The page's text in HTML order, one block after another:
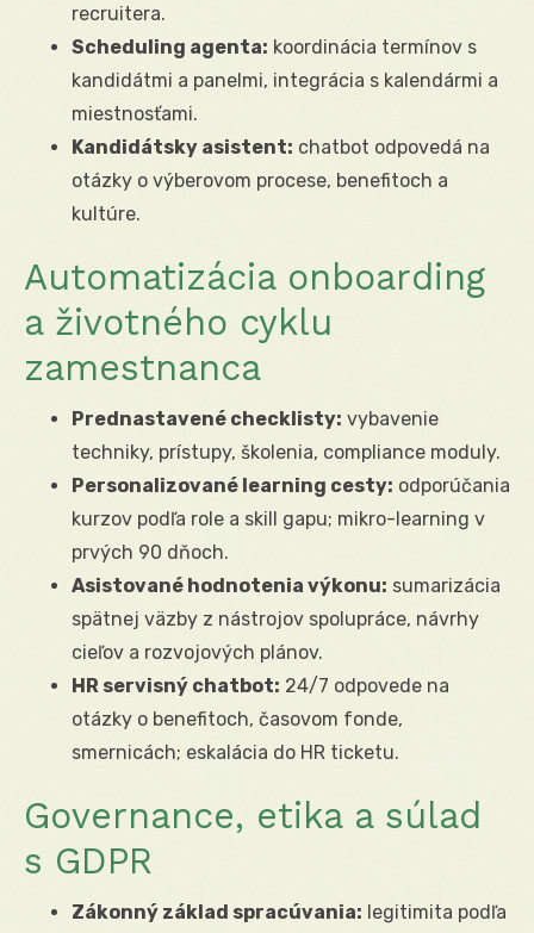
recruitera.
Scheduling agenta: koordinácia termínov s
kandidátmi a panelmi, integrácia s kalendármi a
miestnosťami.
Kandidátsky asistent: chatbot odpovedá na
otázky o výberovom procese, benefitoch a
kultúre.
Automatizácia onboarding
a životného cyklu
zamestnanca
Prednastavené checklisty: vybavenie
techniky, prístupy, školenia, compliance moduly.
Personalizované learning cesty: odporúčania
kurzov podľa role a skill gapu; mikro-learning v
prvých 90 dňoch.
Asistované hodnotenia výkonu: sumarizácia
spätnej väzby z nástrojov spolupráce, návrhy
cieľov a rozvojových plánov.
HR servisný chatbot: 24/7 odpovede na
otázky o benefitoch, časovom fonde,
smernicách; eskalácia do HR ticketu.
Governance, etika a súlad
s GDPR
Zákonný základ spracúvania: legitimita podľa